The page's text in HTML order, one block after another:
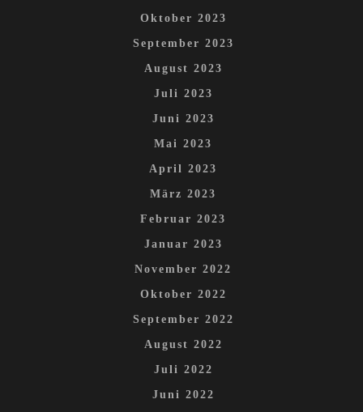
Oktober 2023
September 2023
August 2023
Juli 2023
Juni 2023
Mai 2023
April 2023
März 2023
Februar 2023
Januar 2023
November 2022
Oktober 2022
September 2022
August 2022
Juli 2022
Juni 2022